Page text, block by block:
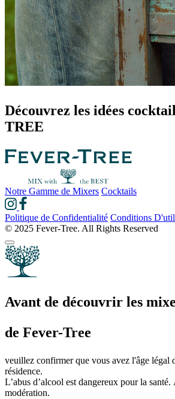
Découvrez les idées
TREE
Notre Gamme de Mixers Cocktails
Politique de Confidentialité Conditions
© 2025 Fever-Tree. All Rights Reserved
Avant de découvrir les
de Fever-Tree
veuillez confirmer que vous avez l'âge légal
résidence.
L’abus d’alcool est dangereux pour la
modération.